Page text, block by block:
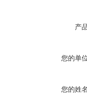
产
您的单
您的姓